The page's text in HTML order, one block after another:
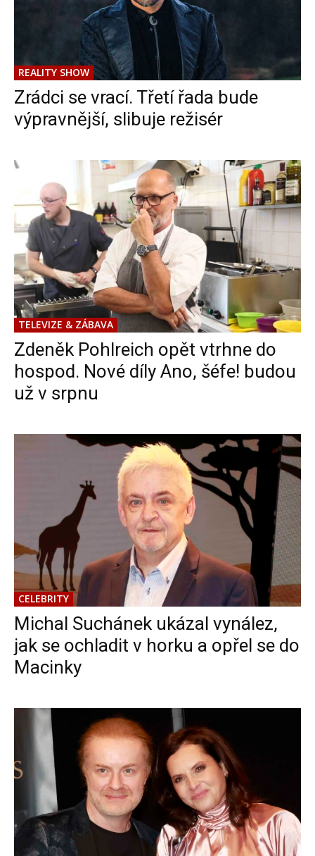
REALITY SHOW
Zrádci se vrací. Třetí řada bude
výpravnější, slibuje režisér
TELEVIZE & ZÁBAVA
Zdeněk Pohlreich opět vtrhne do
hospod. Nové díly Ano, šéfe! budou
už v srpnu
CELEBRITY
Michal Suchánek ukázal vynález,
jak se ochladit v horku a opřel se do
Macinky